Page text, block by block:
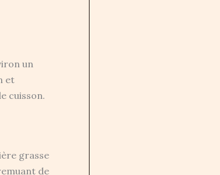
un
et
cuisson.
grasse
de